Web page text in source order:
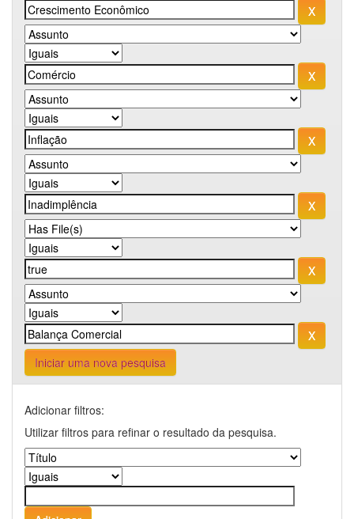
Iniciar uma nova pesquisa
Adicionar filtros:
Utilizar filtros para refinar o resultado da pesquisa.